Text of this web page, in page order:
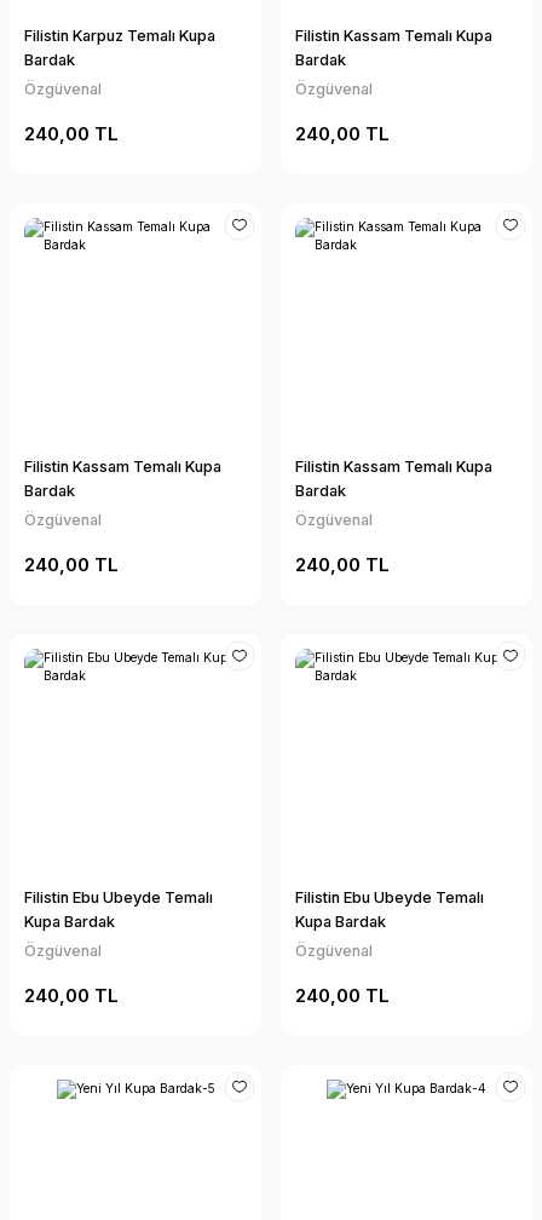
Filistin Karpuz Temalı Kupa
Bardak
Özgüvenal
240,00 TL
Filistin Kassam Temalı Kupa
Bardak
Özgüvenal
240,00 TL
Filistin Kassam Temalı Kupa
Bardak
Özgüvenal
240,00 TL
Filistin Kassam Temalı Kupa
Bardak
Özgüvenal
240,00 TL
Filistin Ebu Ubeyde Temalı
Kupa Bardak
Özgüvenal
240,00 TL
Filistin Ebu Ubeyde Temalı
Kupa Bardak
Özgüvenal
240,00 TL